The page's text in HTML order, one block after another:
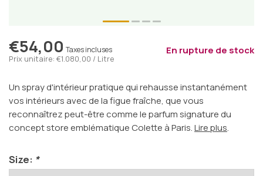
€54,00 Taxes incluses
Prix unitaire: €1.080,00 / Litre
En rupture de stock
Un spray d'intérieur pratique qui rehausse instantanément
vos intérieurs avec de la figue fraîche, que vous
reconnaîtrez peut-être comme le parfum signature du
concept store emblématique Colette à Paris.Lire plus.
Size: *